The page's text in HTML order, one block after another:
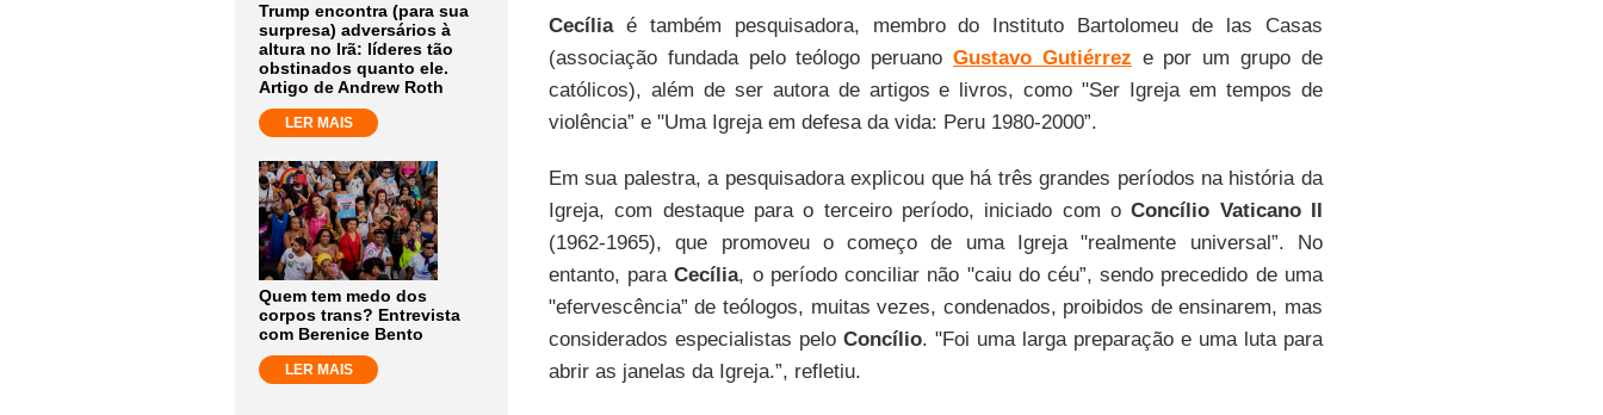
Trump encontra (para sua
surpresa) adversários à
altura no Irã: líderes tão
obstinados quanto ele.
Artigo de Andrew Roth
LER MAIS
Quem tem medo dos
corpos trans? Entrevista
com Berenice Bento
LER MAIS
Cecíliaé também pesquisadora, membro do Instituto Bartolomeu de las Casas
(associação fundada pelo teólogo peruanoGustavo Gutiérrez e por um grupo de
católicos), além de ser autora de artigos e livros, como "Ser Igreja em tempos de
violência” e "Uma Igreja em defesa da vida: Peru 1980-2000”.
Em sua palestra, a pesquisadora explicou que há três grandes períodos na história da
Igreja, com destaque para o terceiro período, iniciado com oConcílio Vaticano II
(1962-1965), que promoveu o começo de uma Igreja "realmente universal”. No
entanto, paraCecília, o período conciliar não "caiu do céu”, sendo precedido de uma
"efervescência” de teólogos, muitas vezes, condenados, proibidos de ensinarem, mas
considerados especialistas pelo Concílio. "Foi uma larga preparação e uma luta para
abrir as janelas da Igreja.”, refletiu.